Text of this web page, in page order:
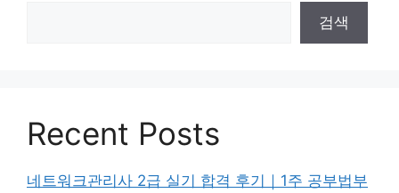
검색
Recent Posts
네트워크관리사 2급 실기 합격 후기｜1주 공부법부